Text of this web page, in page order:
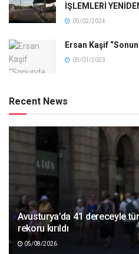
İŞLEMLERİ
05/02/2024
Ersan Kaşif
05/01/2023
Recent News
Avusturya’da 41 dereceyle
rekoru kırıldı
05/08/2026